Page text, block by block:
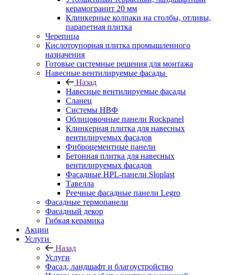
керамогранит 20 мм
Клинкерные колпаки на столбы, отливы,
парапетная плитка
Черепица
Кислотоупорная плитка промышленного
назначения
Готовые системные решения для монтажа
Навесные вентилируемые фасады
Назад
Навесные вентилируемые фасады
Сланец
Системы НВФ
Облицовочные панели Rockpanel
Клинкерная плитка для навесных
вентилируемых фасадов
Фиброцементные панели
Бетонная плитка для навесных
вентилируемых фасадов
Фасадные HPL-панели Sloplast
Тавелла
Реечные фасадные панели Legro
Фасадные термопанели
Фасадный декор
Гибкая керамика
Акции
Услуги
Назад
Услуги
Фасад, ландшафт и благоустройство